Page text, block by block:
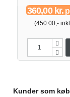
360,00 kr.
(450.00,-
Kunder som